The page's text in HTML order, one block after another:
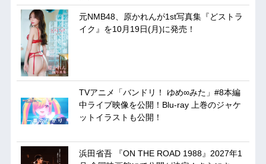
元NMB48、原かれんが1st写真集『どストラ
イク』を10月19日(月)に発売！
TVアニメ「バンドリ！ ゆめ∞みた」#8本編
中ライブ映像を公開！Blu-ray 上巻のジャケ
ットイラストも公開！
浜田省吾 『ON THE ROAD 1988』2027年1